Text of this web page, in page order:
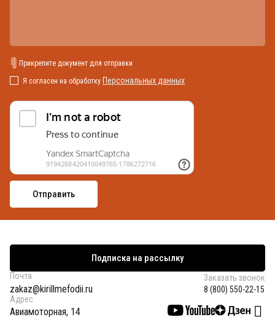
Прикрепите документ для отправки
Я согласен на обработку Персональных данных
Подписка на рассылку
Почта
zakaz@kirillmefodii.ru
Заказать звонок
8 (800) 550-22-15
Адрес
Авиамоторная, 14